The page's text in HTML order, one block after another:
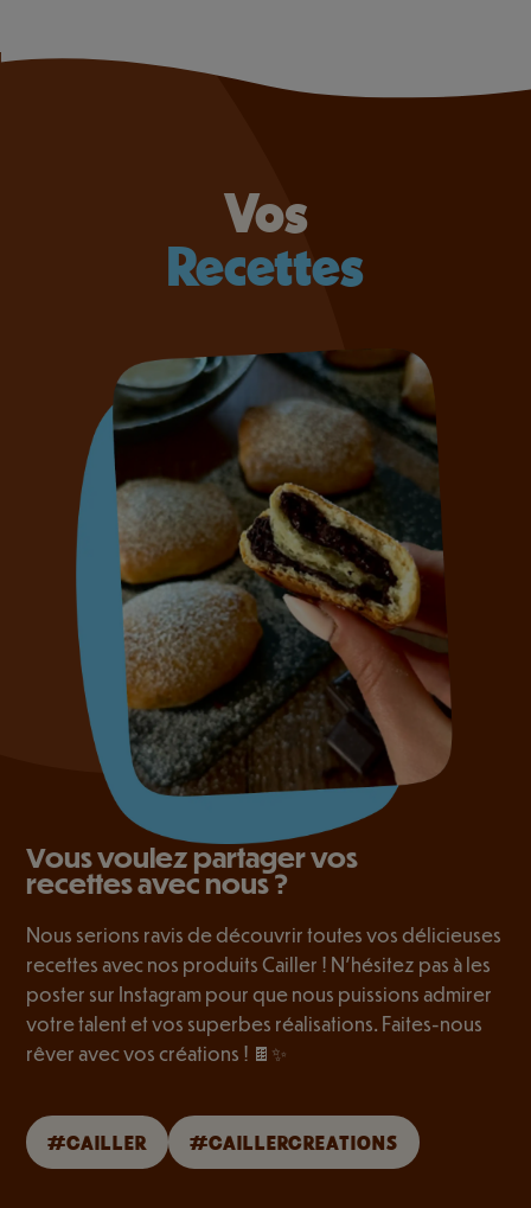
Vos
Recettes
Vous voulez partager vos
recettes avec nous ?
Nous serions ravis de découvrir toutes vos délicieuses
recettes avec nos produits Cailler ! N’hésitez pas à les
poster sur Instagram pour que nous puissions admirer
votre talent et vos superbes réalisations. Faites-nous
rêver avec vos créations ! 🍫✨
#CAILLER #CAILLERCREATIONS